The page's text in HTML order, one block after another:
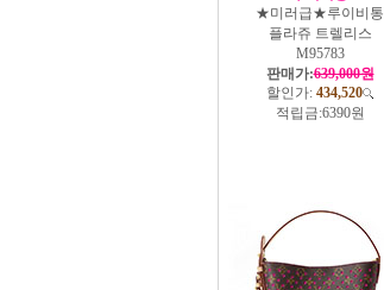
★미러급★루이비통
플라쥬 트렐리스
M95783
판매가:639,000원
할인가: 434,520
적립금:6390원